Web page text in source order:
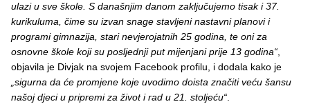
ulazi u sve škole. S današnjim danom zaključujemo tisak i 37.
kurikuluma, čime su izvan snage stavljeni nastavni planovi i
programi gimnazija, stari nevjerojatnih 25 godina, te oni za
osnovne škole koji su posljednji put mijenjani prije 13 godina“,
objavila je Divjak na svojem Facebook profilu, i dodala kako je
„sigurna da će promjene koje uvodimo doista značiti veću šansu
našoj djeci u pripremi za život i rad u 21. stoljeću“.